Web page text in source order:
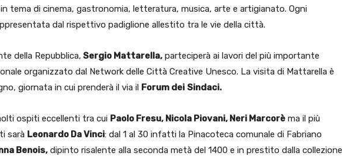
tema di cinema, gastronomia, letteratura, musica, arte e artigianato. Ogni
dal rispettivo padiglione allestito tra le vie della città.
della Repubblica, Sergio Mattarella, parteciperà ai lavori del più importante
organizzato dal Network delle Città Creative Unesco. La visita di Mattarella è
giornata in cui prenderà il via il Forum dei Sindaci.
ospiti eccellenti tra cui Paolo Fresu, Nicola Piovani, Neri Marcorè ma il più
sarà Leonardo Da Vinci: dal 1 al 30 infatti la Pinacoteca comunale di Fabriano
Benois, dipinto risalente alla seconda metà del 1400 e in prestito dalla collezione